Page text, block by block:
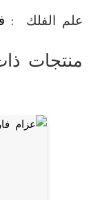
علم الفلك :
منتجات